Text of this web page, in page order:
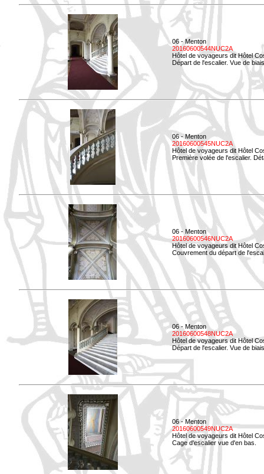
06 - Menton
20160600544NUC2A
Hôtel de voyageurs dit Hôtel
Départ de l'escalier. Vue de
06 - Menton
20160600545NUC2A
Hôtel de voyageurs dit Hôtel
Première volée de l'escalier.
06 - Menton
20160600546NUC2A
Hôtel de voyageurs dit Hôtel
Couvrement du départ de
06 - Menton
20160600548NUC2A
Hôtel de voyageurs dit Hôtel
Départ de l'escalier. Vue de
06 - Menton
20160600549NUC2A
Hôtel de voyageurs dit Hôtel
Cage d'escalier vue d'en bas.